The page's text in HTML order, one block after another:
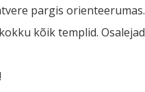
pargis orienteerumas.
kõik templid. Osalejad